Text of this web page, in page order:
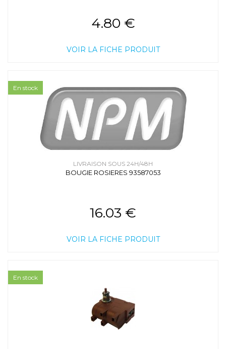
4.80 €
VOIR LA FICHE PRODUIT
LIVRAISON SOUS 24H/48H
BOUGIE ROSIERES 93587053
16.03 €
VOIR LA FICHE PRODUIT
En stock
En stock